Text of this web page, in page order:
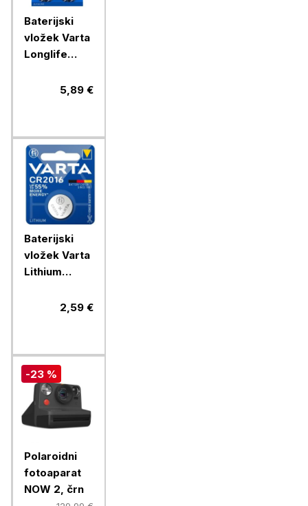
Baterijski
vložek Varta
Longlife
4/1 alkalni5,89 €
Baterijski
vložek Varta
Lithium
CR2016 1/1
2,59 €
-23 %
Polaroidni
fotoaparat
NOW 2, črn